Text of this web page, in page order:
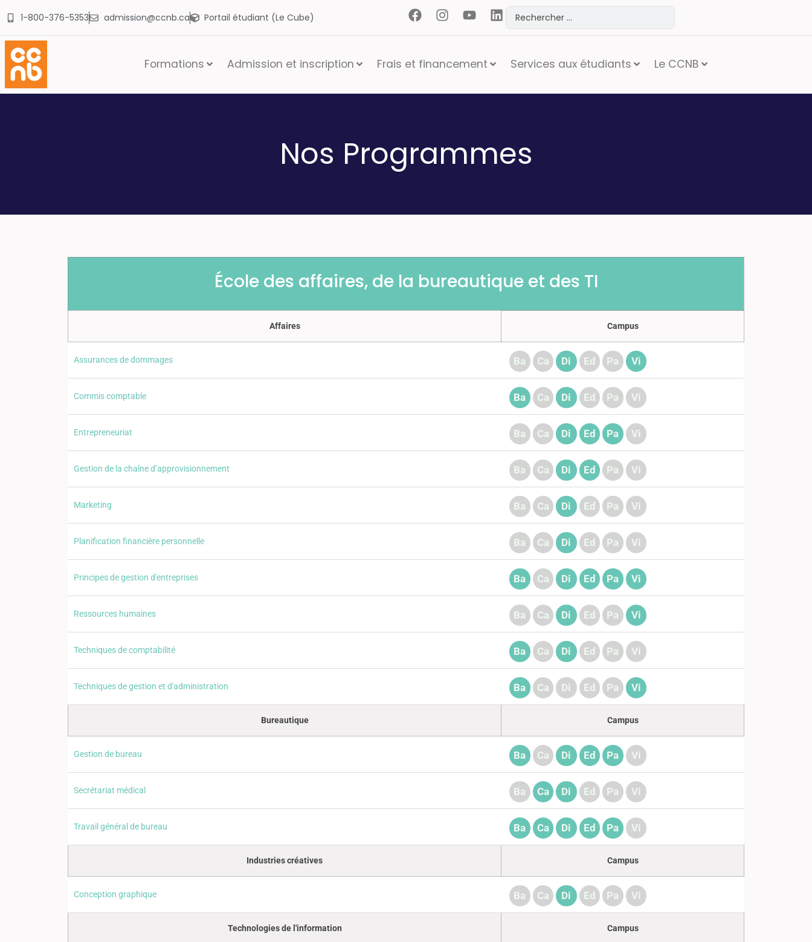
1-800-376-5353 admission@ccnb.ca Portail étudiant (Le Cube)
Formations Admission et inscription Frais et financement Services aux étudiants Le CCNB
Nos Programmes
École des affaires, de la bureautique et des TI
Affaires Campus
Assurances de dommages Ba Ca Di Ed Pa Vi
Commis comptable Ba Ca Di Ed Pa Vi
Entrepreneuriat Ba Ca Di Ed Pa Vi
Gestion de la chaîne d’approvisionnement Ba Ca Di Ed Pa Vi
Marketing Ba Ca Di Ed Pa Vi
Planification financière personnelle Ba Ca Di Ed Pa Vi
Principes de gestion d'entreprises Ba Ca Di Ed Pa Vi
Ressources humaines Ba Ca Di Ed Pa Vi
Techniques de comptabilité Ba Ca Di Ed Pa Vi
Techniques de gestion et d'administration Ba Ca Di Ed Pa Vi
Bureautique Campus
Gestion de bureau Ba Ca Di Ed Pa Vi
Secrétariat médical Ba Ca Di Ed Pa Vi
Travail général de bureau Ba Ca Di Ed Pa Vi
Industries créatives Campus
Conception graphique Ba Ca Di Ed Pa Vi
Technologies de l'information Campus